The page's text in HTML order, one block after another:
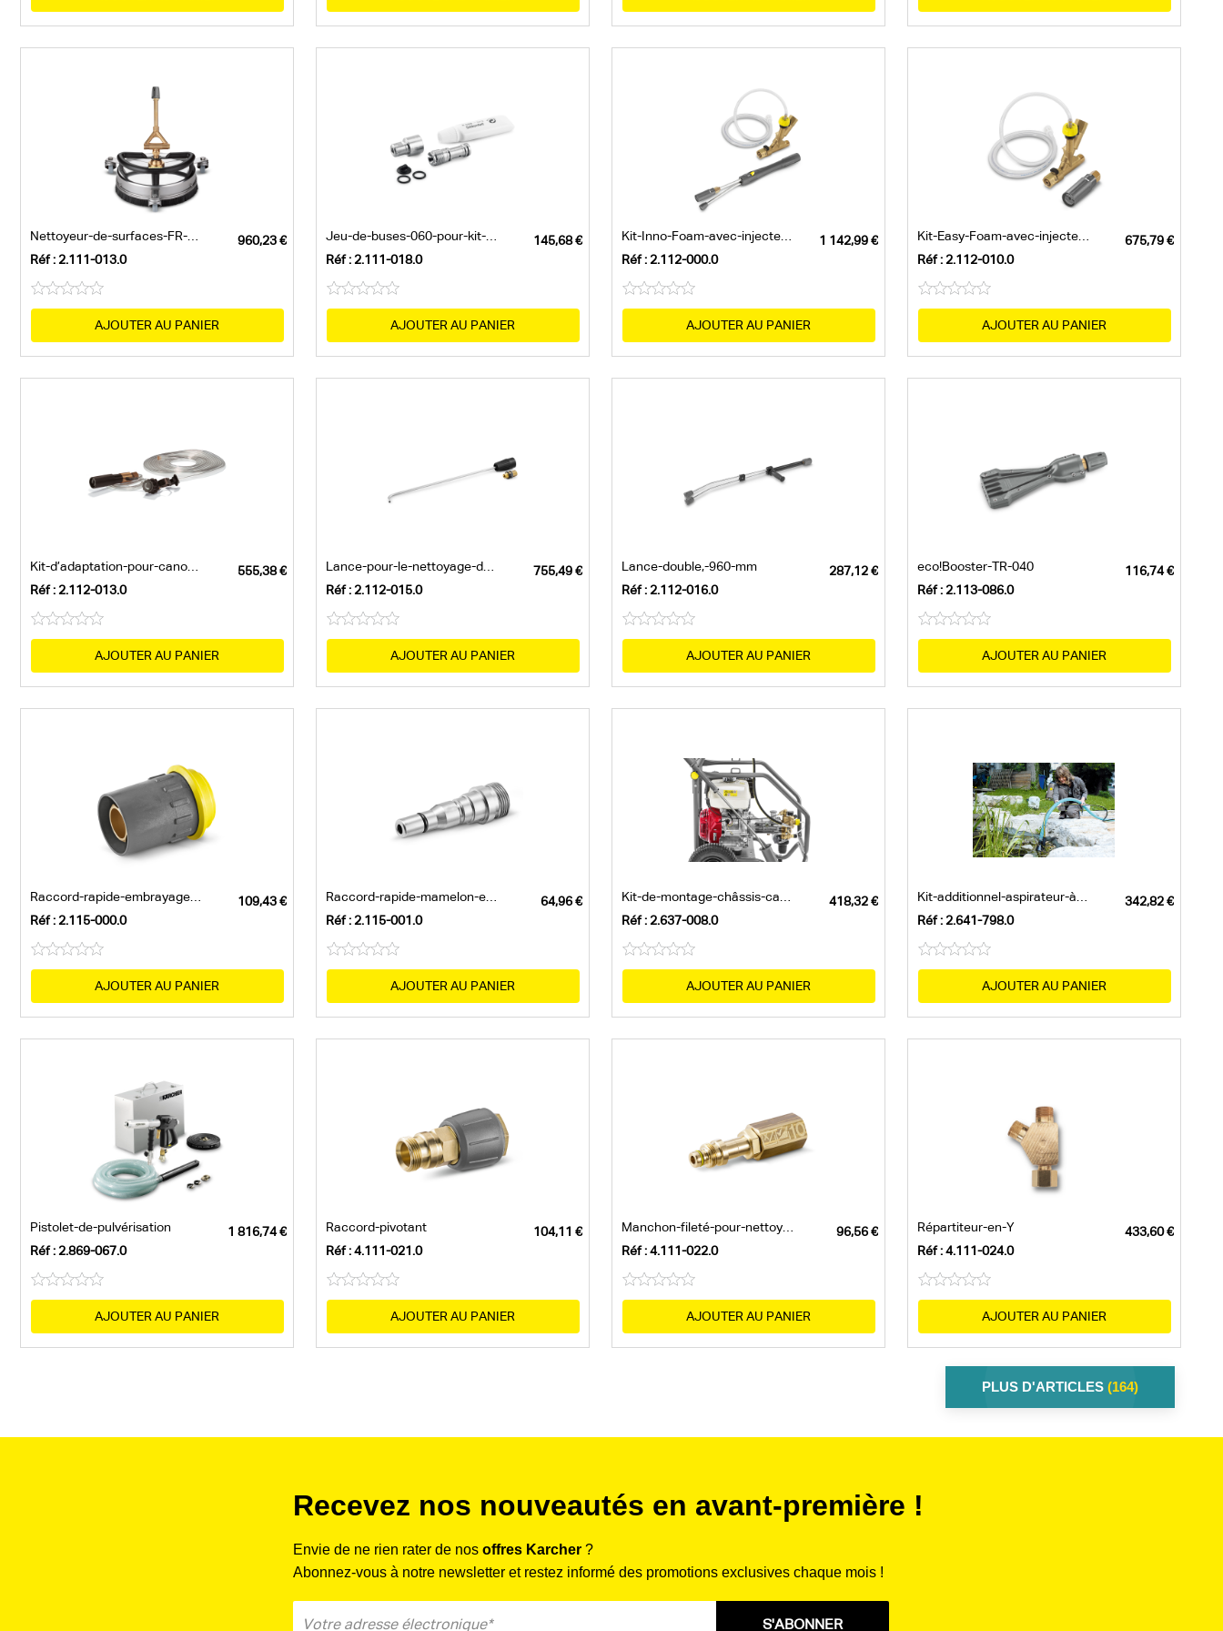
Nettoyeur-de-surfaces-FR-30-Me
Réf : 2.111-013.0
AJOUTER AU PANIER
Jeu-de-buses-060-pour-kit-Inno/Easy-600–...
Réf : 2.111-018.0
AJOUTER AU PANIER
Kit-Inno-Foam-avec-injecteur-de-détergent
Réf : 2.112-000.0
AJOUTER AU PANIER
Kit-Easy-Foam-avec-injecteur-de-détergent
Réf : 2.112-010.0
AJOUTER AU PANIER
Kit-d’adaptation-pour-canon-à-mousse
Réf : 2.112-013.0
AJOUTER AU PANIER
Lance-pour-le-nettoyage-des-caniveaux
Réf : 2.112-015.0
AJOUTER AU PANIER
Lance-double,-960-mm
Réf : 2.112-016.0
AJOUTER AU PANIER
eco!Booster-TR-040
Réf : 2.113-086.0
AJOUTER AU PANIER
Raccord-rapide-embrayage-taraudage-trapé
Réf : 2.115-000.0
AJOUTER AU PANIER
Raccord-rapide-mamelon-enfichable-taraud
Réf : 2.115-001.0
AJOUTER AU PANIER
Kit-de-montage-châssis-cage,-petit
Réf : 2.637-008.0
AJOUTER AU PANIER
Kit-additionnel-aspirateur-à-boue
Réf : 2.641-798.0
AJOUTER AU PANIER
Pistolet-de-pulvérisation
Réf : 2.869-067.0
AJOUTER AU PANIER
Raccord-pivotant
Réf : 4.111-021.0
AJOUTER AU PANIER
Manchon-fileté-pour-nettoyeur-de-surface...
Réf : 4.111-022.0
AJOUTER AU PANIER
Répartiteur-en-Y
Réf : 4.111-024.0
AJOUTER AU PANIER
PLUS D'ARTICLES (164)
Recevez nos nouveautés en avant-première !
Envie de ne rien rater de nos offres Karcher ?
Abonnez-vous à notre newsletter et restez informé des promotions exclusives chaque mois !
S'ABONNER